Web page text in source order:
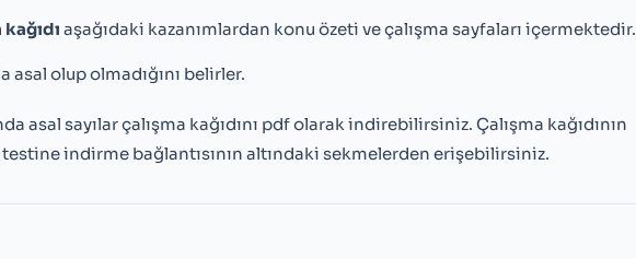
aşağıdaki kazanımlardan konu özeti ve çalışma sayfaları içermektedir.
asal olup olmadığını belirler.
asal sayılar çalışma kağıdını pdf olarak indirebilirsiniz. Çalışma kağıdının
indirme bağlantısının altındaki sekmelerden erişebilirsiniz.